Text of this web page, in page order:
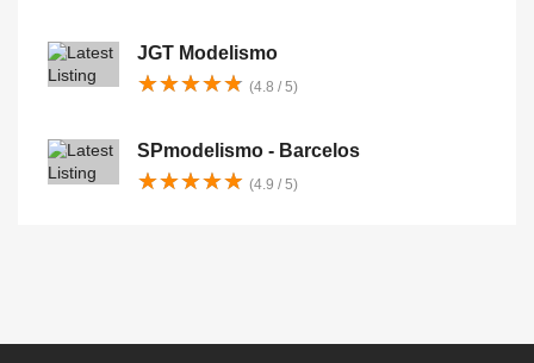
JGT Modelismo
★★★★★
★★★★★ (4.8 / 5)
SPmodelismo - Barcelos
★★★★★
★★★★★ (4.9 / 5)